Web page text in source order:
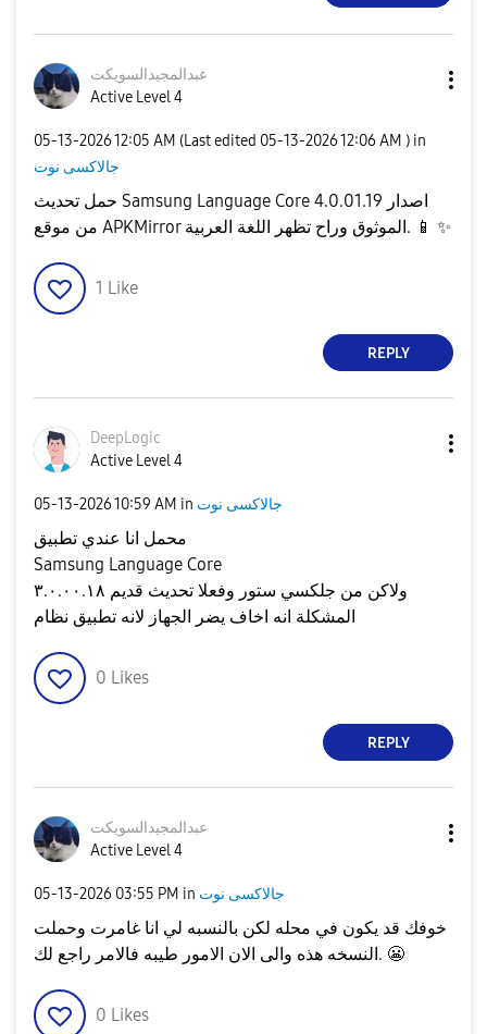
عبدالمجيدالسويكت
Active Level 4
‎05-13-202612:05 AM (Last edited ‎05-13-202612:06 AM ) in
جالاكسى نوت
حمل تحديث Samsung Language Core اصدار 4.0.01.19
من موقع APKMirror الموثوق وراح تظهر اللغة العربية. 📱 ✨
1 Like
REPLY
DeepLogic
Active Level 4
‎05-13-202610:59 AM in جالاكسى نوت
محمل انا عندي تطبيق
Samsung Language Core
ولاكن من جلكسي ستور وفعلا تحديث قديم ٣.٠.٠٠.١٨
المشكلة انه اخاف يضر الجهاز لانه تطبيق نظام
0 Likes
REPLY
عبدالمجيدالسويكت
Active Level 4
‎05-13-2026 03:55 PM in جالاكسى نوت
خوفك قد يكون في محله لكن بالنسبه لي انا غامرت وحملت
النسخه هذه والى الان الامور طيبه فالامر راجع لك. 😬
0 Likes